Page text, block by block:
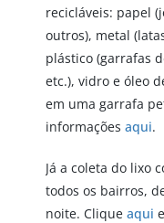
recicláveis: papel
outros), metal
plástico (garrafas
etc.), vidro e óleo
em uma garrafa
informações aqui.
Já a coleta do lixo
todos os bairros,
noite. Clique aqui